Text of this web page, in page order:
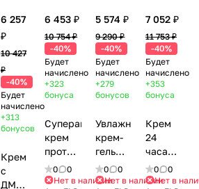
6 257
₽
10 427
₽
-40%
Будет
начислено
+313
бонусов
Крем
с
ДМАЕ
6 453 ₽
10 754 ₽
-40%
Будет
начислено
+323
бонуса
Суперактивный
крем
против
морщин
/
0
0
Нет в наличии
5 574 ₽
9 290 ₽
-40%
Будет
начислено
+279
бонусов
Увлажняющий
крем-
гель
для
жирной
0
0
Нет в наличии
7 052 ₽
11 753 ₽
-40%
Будет
начислено
+353
бонуса
Крем
24
часа
терапия"
0
0
Нет в